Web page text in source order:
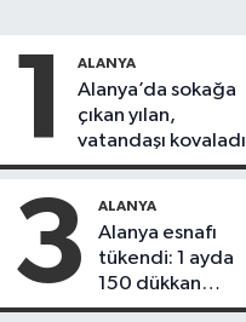
1 ALANYA
Alanya’da sokağa
çıkan yılan,
vatandaşı kovaladı
3 ALANYA
Alanya esnafı
tükendi: 1 ayda
150 dükkan
kapandı